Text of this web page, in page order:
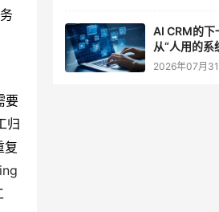
要
归
复
AI CRM的下
从“人用的系
调用的底座”
2026年07月31